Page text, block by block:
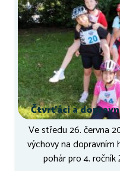
Čtvrťáci a
Ve středu 26. června
výchovy na
pohár pro 4. ročník